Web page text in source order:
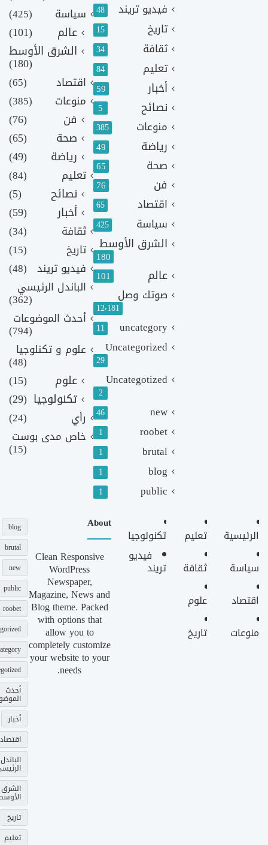
فيديو تريند 48
تاريخ 15
ثقافة 34
تعليم 84
أخبار 59
نصائح 5
منوعات 385
رياضة 49
صحة 65
فن 76
اقتصاد 65
سياسة 425
الشرق الأوسط
180
عالم 101
صوتك وصل
12٬181
uncategory
11
Uncategorized
29
Uncategotized
2
new
46
roobet
1
brutal
1
blog
1
public
1
سياسة
(425)
عالم
(101)
الشرق الأوسط
(180)
اقتصاد
(65)
منوعات
(385)
فن
(76)
صحة
(65)
رياضة
(49)
تعليم (84)
نصائح
(5)
أخبار
(59)
ثقافة
(34)
تاريخ
(15)
فيديو تريند (48)
الباندل الرئيسي
(362)
أحدث الموضوعات
(794)
علوم و تكنلوجيا
(48)
علوم
(15)
تكنولوجيا (29)
رأي
(24)
خاص مدى بوست
(15)
الرئيسية
سياسة
اقتصاد
منوعات
تعليم
ثقافة
علوم
تاريخ
تكنولوجيا
فيديو
تريند
About
Clean Responsive
WordPress
Newspaper,
Magazine, News and
Blog theme. Packed
with options that
allow you to
completely customize
your website to your
needs.
blog
brutal
new
public
roobet
أحدث
أخبار
اقتصاد
الباندل
الشرق
تاريخ
تعليم